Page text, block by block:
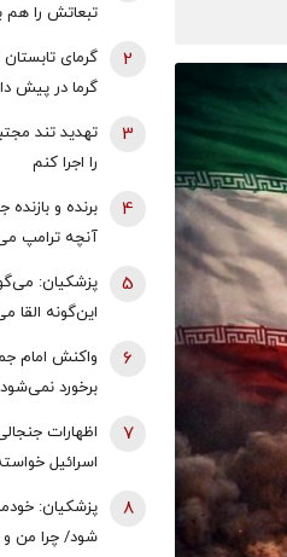
تبعاتش را هم
گرما در پیش
2
تهدید تند
را اجرا کنم
3
برنده و
آنچه ترامپ
4
پزشکیان:
این‌گونه القا
5
واکنش امام
برخورد
6
اظهارات
اسرائیل
7
پزشکیان:
شود/ چرا من و
8